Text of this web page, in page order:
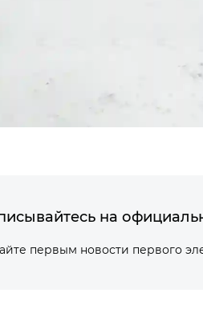
на
первым новости первого